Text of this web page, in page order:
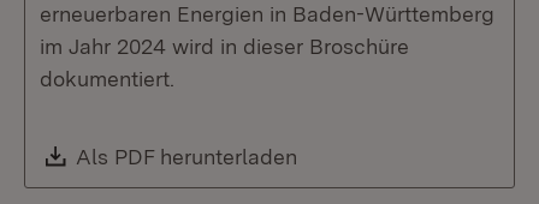
erneuerbaren Energien in Baden-Württemberg
im Jahr 2024 wird in dieser Broschüre
dokumentiert.
Download:
Als PDF herunterladen